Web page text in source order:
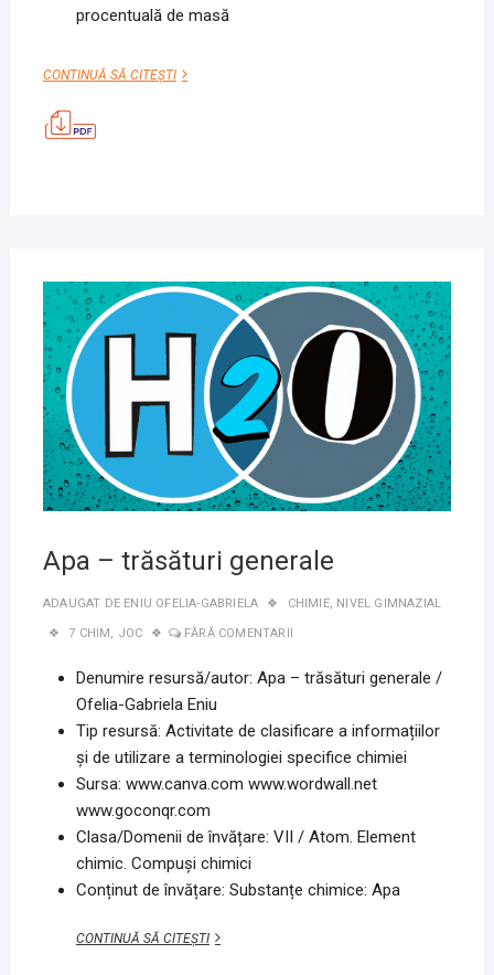
procentuală de masă
CONTINUĂ SĂ CITEȘTISIROPUL
Apa – trăsături generale
ADAUGAT DE ENIU OFELIA-GABRIELA CHIMIE, NIVEL GIMNAZIAL
7 CHIM, JOC FĂRĂ COMENTARII
Denumire resursă/autor: Apa – trăsături generale /
Ofelia-Gabriela Eniu
Tip resursă: Activitate de clasificare a informațiilor
și de utilizare a terminologiei specifice chimiei
Sursa: www.canva.com www.wordwall.net
www.goconqr.com
Clasa/Domenii de învățare: VII / Atom. Element
chimic. Compuși chimici
Conținut de învățare: Substanțe chimice: Apa
CONTINUĂ SĂ CITEȘTIAPA